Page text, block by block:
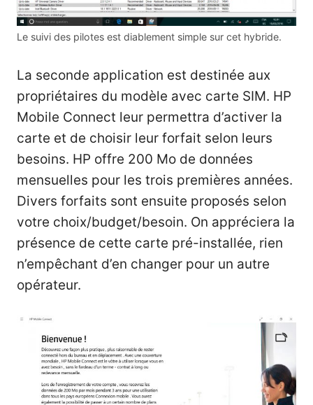
Le suivi des pilotes est diablement simple sur cet hybride.
La seconde application est destinée aux
propriétaires du modèle avec carte SIM. HP
Mobile Connect leur permettra d’activer la
carte et de choisir leur forfait selon leurs
besoins. HP offre 200 Mo de données
mensuelles pour les trois premières années.
Divers forfaits sont ensuite proposés selon
votre choix/budget/besoin. On appréciera la
présence de cette carte pré-installée, rien
n’empêchant d’en changer pour un autre
opérateur.